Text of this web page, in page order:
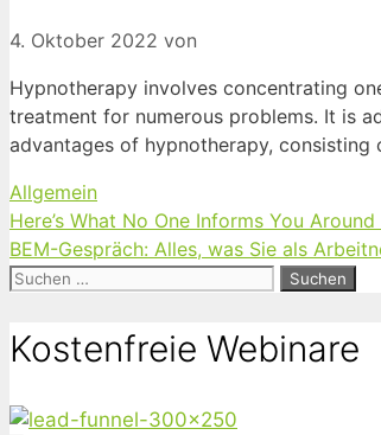
4. Oktober 2022 von
Hypnotherapy involves concentrating
treatment for numerous problems. It is
advantages of hypnotherapy, consisting
Kategorien
Allgemein
Here’s What No One Informs You Around
BEM-Gespräch: Alles, was Sie als
Suchen
Kostenfreie Webinare